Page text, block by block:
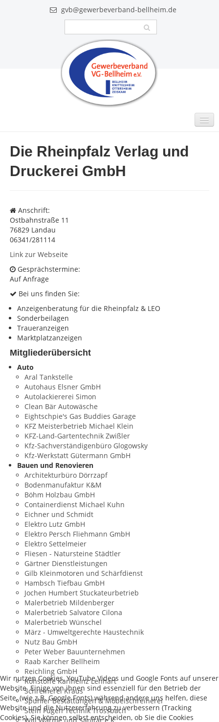
gvb@gewerbeverband-bellheim.de
MITGLIEDER
AKTUELLES
Impressum
Datenschutz
Die Rheinpfalz Verlag und
Druckerei GmbH
Anschrift:
Ostbahnstraße 11
76829 Landau
06341/281114
Link zur Webseite
Gesprächstermine:
Auf Anfrage
Bei uns finden Sie:
Anzeigenberatung für die Rheinpfalz & LEO
Sonderbeilagen
Traueranzeigen
Marktplatzanzeigen
Mitgliederübersicht
Auto
Aral Tankstelle
Autohaus Elsner GmbH
Autolackiererei Simon
Clean Bär Autowäsche
Eightschpie's Gas Buddies Garage
KFZ Meisterbetrieb Michael Klein
KFZ-Land-Gartentechnik Zwißler
Kfz-Sachverständigenbüro Glogowsky
Kfz-Werkstatt Gütermann GmbH
Bauen und Renovieren
Architekturbüro Dörrzapf
Bodenmanufaktur K&M
Böhm Holzbau GmbH
Containerdienst Michael Kuhn
Eichner und Schmidt
Elektro Lutz GmbH
Elektro Persch Fliehmann GmbH
Elektro Settelmeier
Fliesen - Natursteine Städtler
Gärtner Dienstleistungen
Gilb Kleinmotoren und Schärfdienst
Hambsch Tiefbau GmbH
Jochen Humbert Stuckateurbetrieb
Malerbetrieb Mildenberger
Malerbetrieb Salvatore Cilona
Malerbetrieb Wünschel
März - Umweltgerechte Haustechnik
Nutz Bau GmbH
Peter Weber Bauunternehmen
Raab Karcher Bellheim
Reichling GmbH
Rohstoffe Karlheinz Lenhart
Schreinerei Kraus
Spuhler Bestattungen & Möbelschreinerei
Stein Fugen Technik Trossbach
Wir nutzen Cookies, YouTube Videos und Google Fonts auf unserer
Website. Einige von ihnen sind essenziell für den Betrieb der
Seite, (wie z.B. Google Fonts) während andere uns helfen, diese
Website und die Nutzererfahrung zu verbessern (Tracking
Cookies). Sie können selbst entscheiden, ob Sie die Cookies